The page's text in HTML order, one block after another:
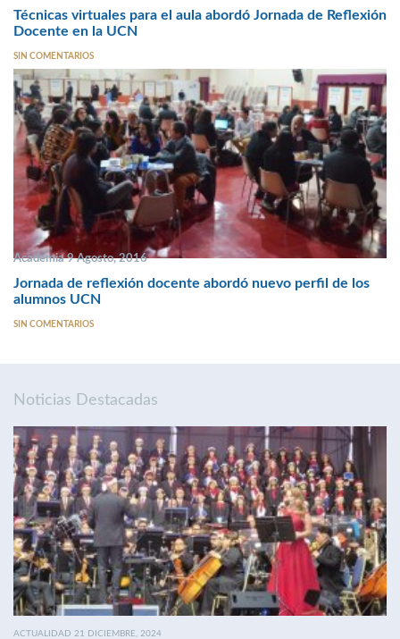
Técnicas virtuales para el aula abordó Jornada de Reflexión
Docente en la UCN
SIN COMENTARIOS
Academia 9 Agosto, 2016
Jornada de reflexión docente abordó nuevo perfil de los
alumnos UCN
SIN COMENTARIOS
Noticias Destacadas
ACTUALIDAD 21 DICIEMBRE, 2024